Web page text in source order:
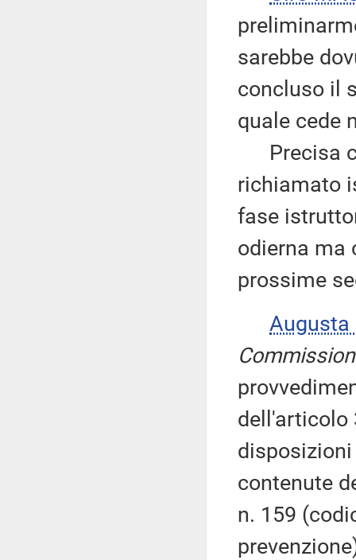
sarebbe
concluso il
quale cede
Precisa
richiamato
fase
odierna ma
prossime
Augusta
dell'articolo
contenute
n. 159